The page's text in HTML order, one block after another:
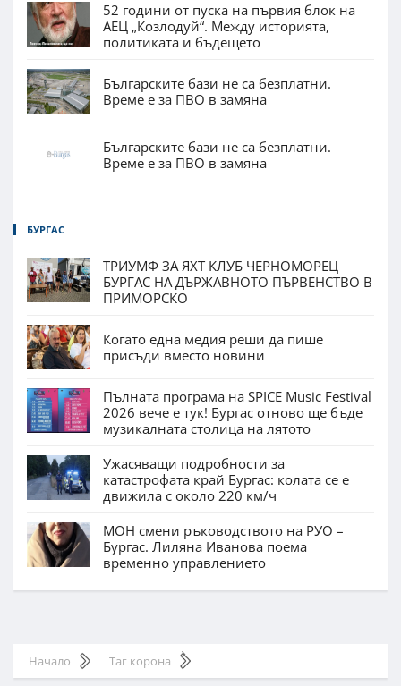
52 години от пуска на първия блок на
АЕЦ „Козлодуй“. Между историята,
политиката и бъдещето
Българските бази не са безплатни.
Време е за ПВО в замяна
Българските бази не са безплатни.
Време е за ПВО в замяна
БУРГАС
ТРИУМФ ЗА ЯХТ КЛУБ ЧЕРНОМОРЕЦ
БУРГАС НА ДЪРЖАВНОТО ПЪРВЕНСТВО В
ПРИМОРСКО
Когато една медия реши да пише
присъди вместо новини
Пълната програма на SPICE Music Festival
2026 вече е тук! Бургас отново ще бъде
музикалната столица на лятото
Ужасяващи подробности за
катастрофата край Бургас: колата се е
движила с около 220 км/ч
МОН смени ръководството на РУО –
Бургас. Лиляна Иванова поема
временно управлението
Начало Таг корона